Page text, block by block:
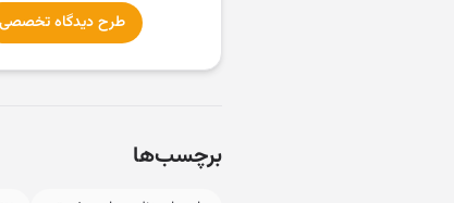
طرح دیدگاه تخصصی
برچسب‌ها